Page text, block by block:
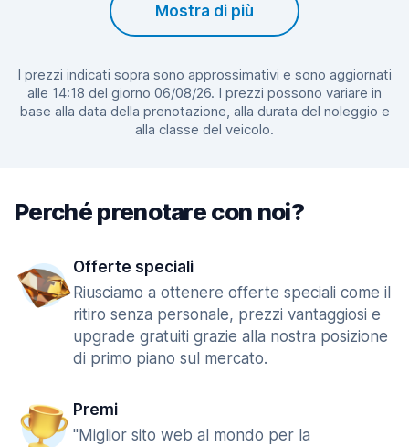
Mostra di più
I prezzi indicati sopra sono approssimativi e sono aggiornati
alle 14:18 del giorno 06/08/26. I prezzi possono variare in
base alla data della prenotazione, alla durata del noleggio e
alla classe del veicolo.
Perché prenotare con noi?
Offerte speciali
Riusciamo a ottenere offerte speciali come il
ritiro senza personale, prezzi vantaggiosi e
upgrade gratuiti grazie alla nostra posizione
di primo piano sul mercato.
Premi
"Miglior sito web al mondo per la